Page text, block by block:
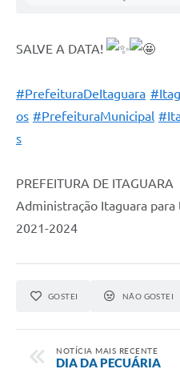
SALVE A DATA!
#PrefeituraDeItaguara
os #PrefeituraMunicipal
s
PREFEITURA DE ITAGUARA
Administração Itaguara para
2021-2024
GOSTEI NÃO GOSTEI
NOTÍCIA MAIS RECENTE
DIA DA PECUÁRIA